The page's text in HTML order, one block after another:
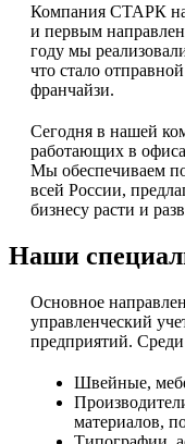
Компания СТАРК
и первым
году мы
что стало
франчайзи.
Сегодня в нашей
работающих в
Мы обеспечиваем
всей России,
бизнесу расти и
Наши
Основное
управленческий
предприятий.
Швейные,
материалов,